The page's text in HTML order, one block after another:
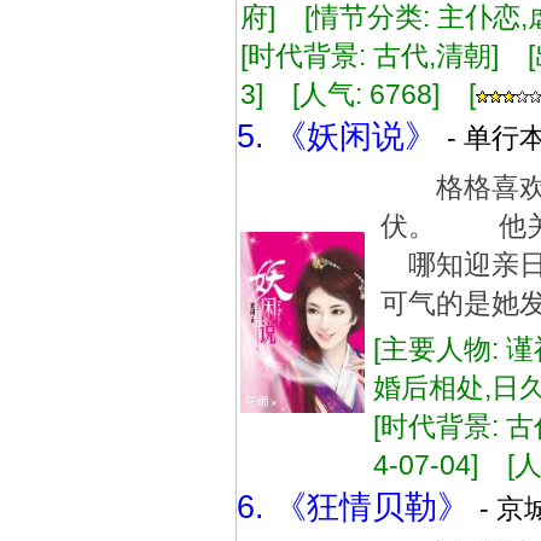
府] [情节分类: 主仆
[时代背景: 古代,清朝]
3] [人气: 6768] [
5. 《妖闲说》
- 单行
格格喜
伏。 他关
哪知迎亲
可气的是
[主要人物:
婚后相处,日
[时代背景:
4-07-04] [
6. 《狂情贝勒》
- 京